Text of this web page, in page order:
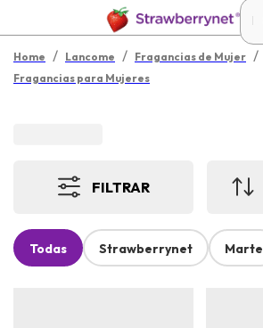
Home / Lancome / Fragancias de Mujer /
Fragancias para Mujeres
FILTRAR
Todas Strawberrynet Marte